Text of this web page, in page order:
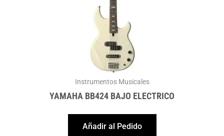
Instrumentos Musicales
YAMAHA BB424 BAJO ELECTRICO
Añadir al Pedido